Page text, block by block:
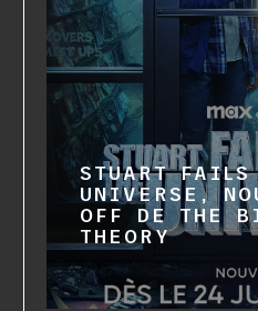
STUART
UNIVERSE,
OFF DE THE
THEORY